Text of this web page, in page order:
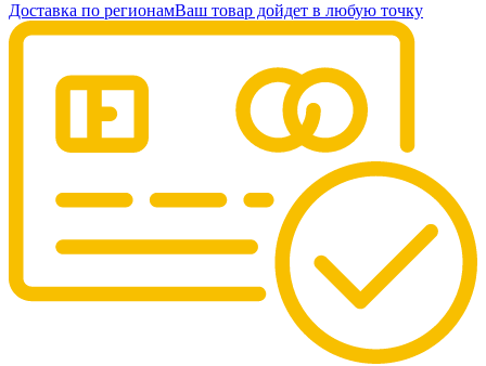
Доставка по регионамВаш товар дойдет в любую точку